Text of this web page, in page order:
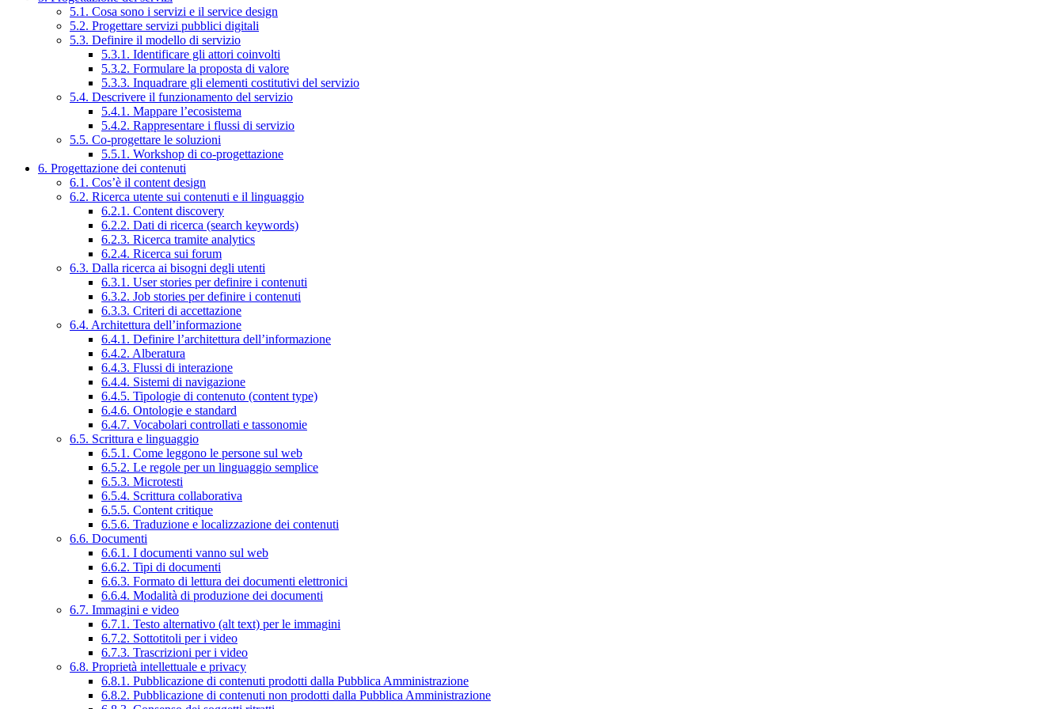
5.1. Cosa sono i servizi e il service design
5.2. Progettare servizi pubblici digitali
5.3. Definire il modello di servizio
5.3.1. Identificare gli attori coinvolti
5.3.2. Formulare la proposta di valore
5.3.3. Inquadrare gli elementi costitutivi del servizio
5.4. Descrivere il funzionamento del servizio
5.4.1. Mappare l’ecosistema
5.4.2. Rappresentare i flussi di servizio
5.5. Co-progettare le soluzioni
5.5.1. Workshop di co-progettazione
6. Progettazione dei contenuti
6.1. Cos’è il content design
6.2. Ricerca utente sui contenuti e il linguaggio
6.2.1. Content discovery
6.2.2. Dati di ricerca (search keywords)
6.2.3. Ricerca tramite analytics
6.2.4. Ricerca sui forum
6.3. Dalla ricerca ai bisogni degli utenti
6.3.1. User stories per definire i contenuti
6.3.2. Job stories per definire i contenuti
6.3.3. Criteri di accettazione
6.4. Architettura dell’informazione
6.4.1. Definire l’architettura dell’informazione
6.4.2. Alberatura
6.4.3. Flussi di interazione
6.4.4. Sistemi di navigazione
6.4.5. Tipologie di contenuto (content type)
6.4.6. Ontologie e standard
6.4.7. Vocabolari controllati e tassonomie
6.5. Scrittura e linguaggio
6.5.1. Come leggono le persone sul web
6.5.2. Le regole per un linguaggio semplice
6.5.3. Microtesti
6.5.4. Scrittura collaborativa
6.5.5. Content critique
6.5.6. Traduzione e localizzazione dei contenuti
6.6. Documenti
6.6.1. I documenti vanno sul web
6.6.2. Tipi di documenti
6.6.3. Formato di lettura dei documenti elettronici
6.6.4. Modalità di produzione dei documenti
6.7. Immagini e video
6.7.1. Testo alternativo (alt text) per le immagini
6.7.2. Sottotitoli per i video
6.7.3. Trascrizioni per i video
6.8. Proprietà intellettuale e privacy
6.8.1. Pubblicazione di contenuti prodotti dalla Pubblica Amministrazione
6.8.2. Pubblicazione di contenuti non prodotti dalla Pubblica Amministrazione